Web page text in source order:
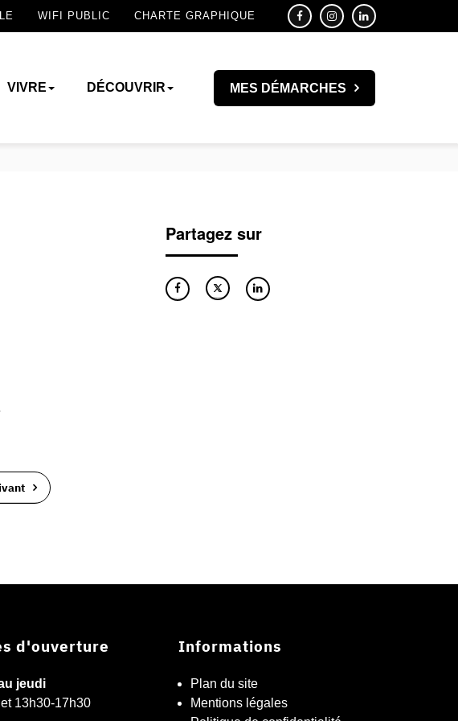
WIFI PUBLIC CHARTE GRAPHIQUE
VIVRE DÉCOUVRIR MES DÉMARCHES
Partagez sur
d'ouverture
jeudi
13h30-17h30
Informations
Plan du site
Mentions légales